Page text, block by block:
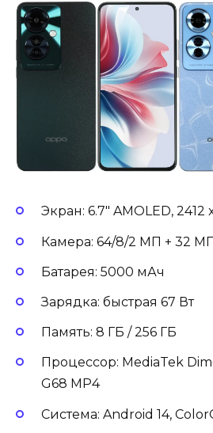
Экран: 6.7″ AMOLED, 2412
Камера: 64/8/2 МП + 32
Батарея: 5000 мАч
Зарядка: быстрая 67 Вт
Память: 8 ГБ / 256 ГБ
Процессор: MediaTek
G68 MP4
Система: Android 14,